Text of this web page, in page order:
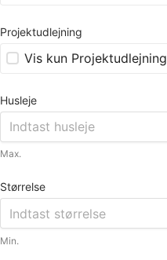
Projektudlejning
Vis kun Projektudlejning
Husleje
Max.
Størrelse
Min.